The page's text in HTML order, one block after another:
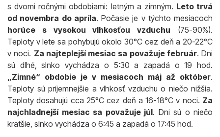
s dvomi ročnými obdobiami: letným a zimným. Leto trvá
od novembra do apríla. Počasie je v týchto mesiacoch
horúce s vysokou vlhkosťou vzduchu (75-90%).
Teploty v lete sa pohybujú okolo 30°C cez deň a 20-22°C
v noci. Za najteplejší mesiac sa považuje február. Dni
sú dlhé, slnko vychádza o 5:30 a zapadá o 19 hod.
„Zimné“ obdobie je v mesiacoch máj až október.
Teploty sú príjemnejšie a vlhkosť vzduchu o niečo nižšia.
Teploty dosahujú cca 25°C cez deň a 16-18°C v noci. Za
najchladnejší mesiac sa považuje júl. Dni sú o niečo
kratšie, slnko vychádza o 6:45 a zapadá o 17:45 hod.